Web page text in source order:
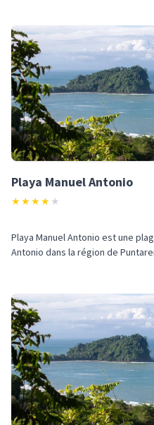
Playa Manuel Antonio
★★★★ ★
Playa Manuel Antonio est une
Antonio dans la région de